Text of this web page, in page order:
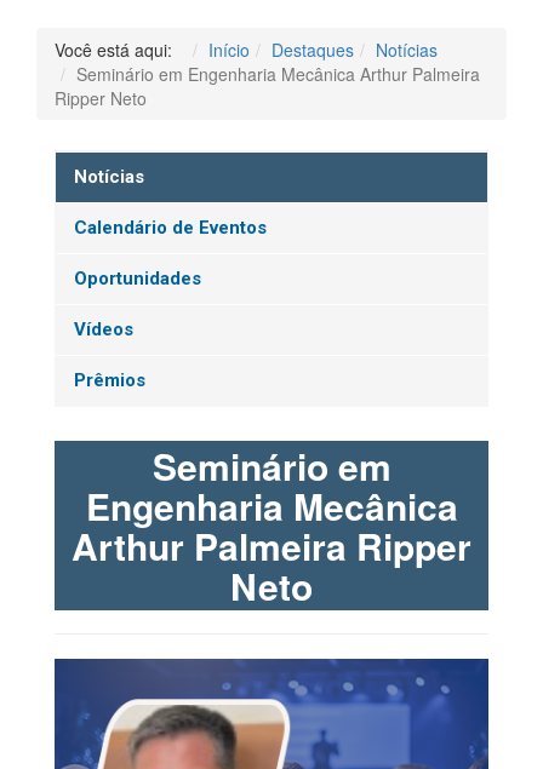
Você está aqui: Início Destaques
Notícias
Seminário em Engenharia Mecânica Arthur Palmeira
Ripper Neto
Notícias
Calendário de Eventos
Oportunidades
Vídeos
Prêmios
Seminário em
Engenharia Mecânica
Arthur Palmeira Ripper
Neto